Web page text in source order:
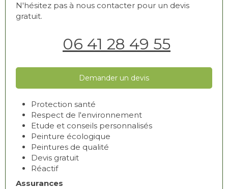
N'hésitez pas à nous contacter pour un devis
gratuit.
06 41 28 49 55
Demander un devis
Protection santé
Respect de l'environnement
Etude et conseils personnalisés
Peinture écologique
Peintures de qualité
Devis gratuit
Réactif
Assurances